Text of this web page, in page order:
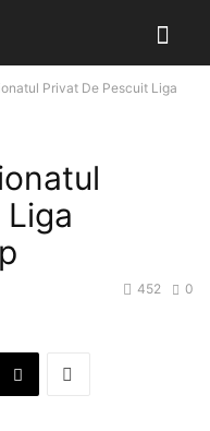
Privat De Pescuit Liga
0
452